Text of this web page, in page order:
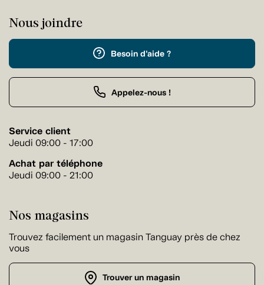
Nous joindre
Besoin d'aide ?
Appelez-nous !
Service client
Jeudi 09:00 - 17:00
Achat par téléphone
Jeudi 09:00 - 21:00
Nos magasins
Trouvez facilement un magasin Tanguay près de chez
vous
Trouver un magasin